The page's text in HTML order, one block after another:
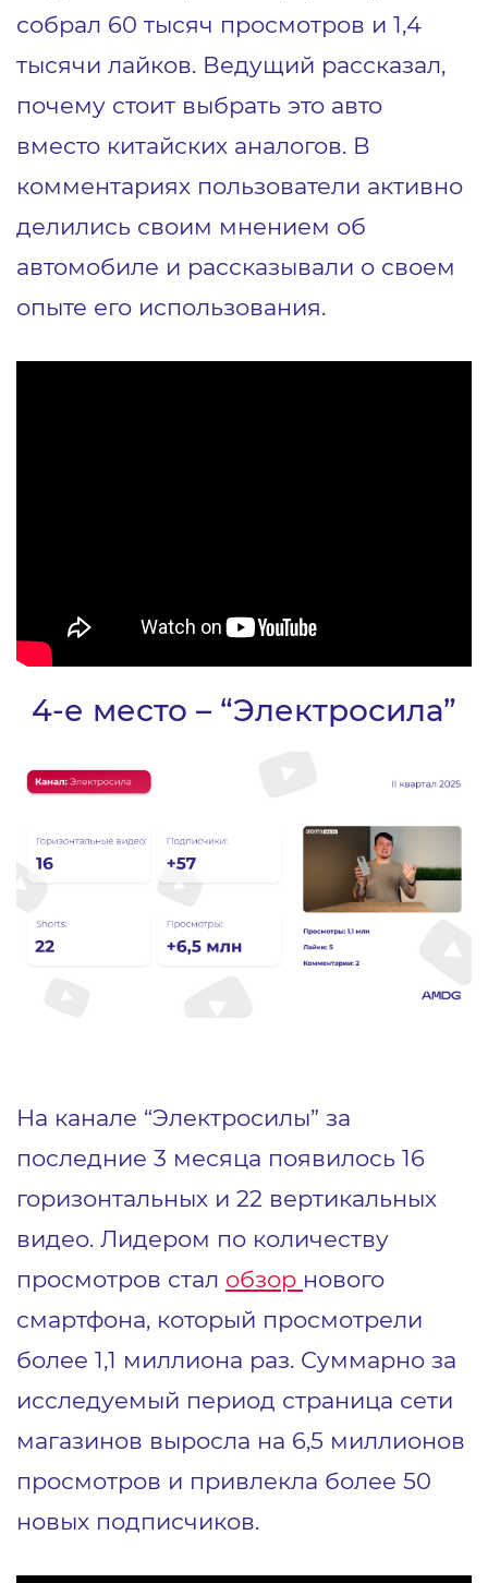
собрал 60 тысяч просмотров и 1,4
тысячи лайков. Ведущий рассказал,
почему стоит выбрать это авто
вместо китайских аналогов. В
комментариях пользователи активно
делились своим мнением об
автомобиле и рассказывали о своем
опыте его использования.
4-е место – “Электросила”
На канале “Электросилы” за
последние 3 месяца появилось 16
горизонтальных и 22 вертикальных
видео. Лидером по количеству
просмотров стал обзор нового
смартфона, который просмотрели
более 1,1 миллиона раз. Суммарно за
исследуемый период страница сети
магазинов выросла на 6,5 миллионов
просмотров и привлекла более 50
новых подписчиков.